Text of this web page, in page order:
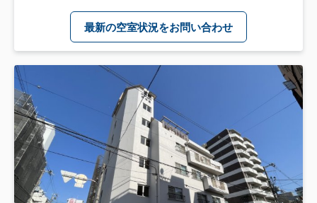
最新の空室状況をお問い合わせ